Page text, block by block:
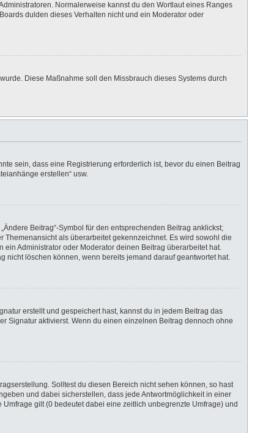
Normalerweise kannst du den Wortlaut eines Ranges
dulden dieses Verhalten nicht und ein Moderator oder
Diese Maßnahme soll den Missbrauch dieses Systems durch
sein, dass eine Registrierung erforderlich ist, bevor du einen Beitrag
erstellen“ usw.
Beitrag“-Symbol für den entsprechenden Beitrag anklickst;
als überarbeitet gekennzeichnet. Es wird sowohl die
Administrator oder Moderator deinen Beitrag überarbeitet hat.
nicht löschen können, wenn bereits jemand darauf geantwortet hat.
erstellt und gespeichert hast, kannst du in jedem Beitrag das
Signatur aktivierst. Wenn du einen einzelnen Beitrag dennoch ohne
Solltest du diesen Bereich nicht sehen können, so hast
und dabei sicherstellen, dass jede Antwortmöglichkeit in einer
gilt (0 bedeutet dabei eine zeitlich unbegrenzte Umfrage) und